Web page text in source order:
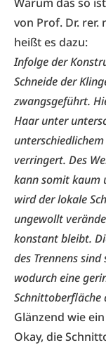
von Prof. Dr. rer.
heißt es dazu:
Infolge der
Schneide der
zwangsgeführt.
Haar unter
verringert. Des
kann somit kaum
wird der lokale
ungewollt
konstant bleibt.
des Trennens
wodurch eine
Glänzend wie
Okay, die